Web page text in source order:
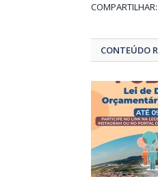
COMPARTILHAR:
CONTEÚDO